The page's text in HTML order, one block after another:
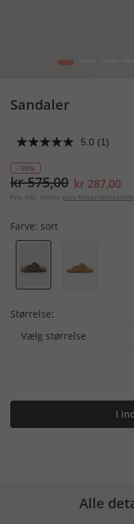
1
Sandaler
5.0 (1)
- 50%
kr 575,00 kr 287,00
Pris inkl. moms plus
Farve: sort
Størrelse:
Vælg størrelse
I
Alle